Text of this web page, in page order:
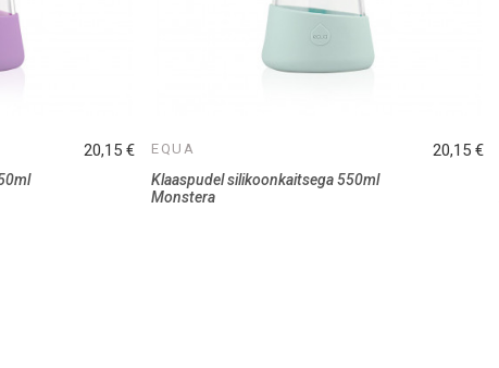
20,15 € EQUA
Klaaspudel silikoonkaitsega 550ml
Monstera
20,15 €